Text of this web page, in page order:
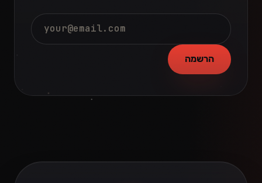
אל תמלאו את השדה הזה
אימייל
הרשמה